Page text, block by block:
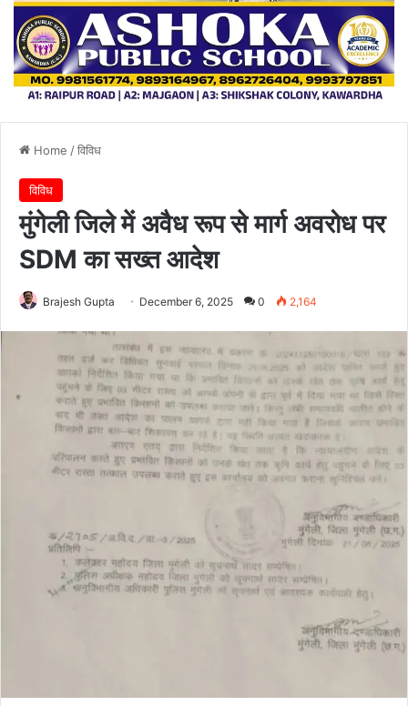
Home /विविध
विविध
मुंगेली जिले में अवैध रूप से मार्ग अवरोध पर
SDM का सख्त आदेश
Brajesh Gupta December 6, 2025 0 2,164